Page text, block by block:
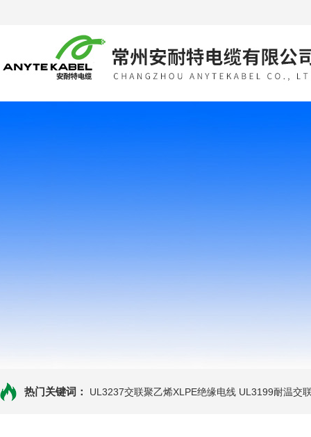
热门关键词： UL3237交联聚乙烯XLPE绝缘电线 UL3199耐温交